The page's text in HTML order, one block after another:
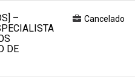
–
DE
Cancelado